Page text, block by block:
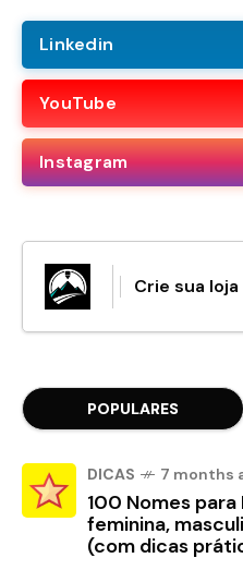
Linkedin
YouTube
Instagram
Crie sua
POPULARES
DICAS 7 months
100 Nomes para
feminina,
(com dicas